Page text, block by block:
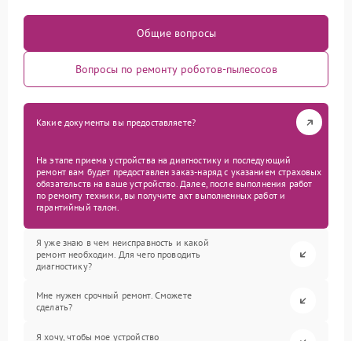
Общие вопросы
Вопросы по ремонту роботов-пылесосов
Какие документы вы предоставляете?
На этапе приема устройства на диагностику и последующий
ремонт вам будет предоставлен заказ-наряд с указанием страховых
обязательств на ваше устройство. Далее, после выполнения работ
по ремонту техники, вы получите акт выполненных работ и
гарантийный талон.
Я уже знаю в чем неисправность и какой
ремонт необходим. Для чего проводить
диагностику?
Мне нужен срочный ремонт. Сможете
сделать?
Я хочу, чтобы мое устройство